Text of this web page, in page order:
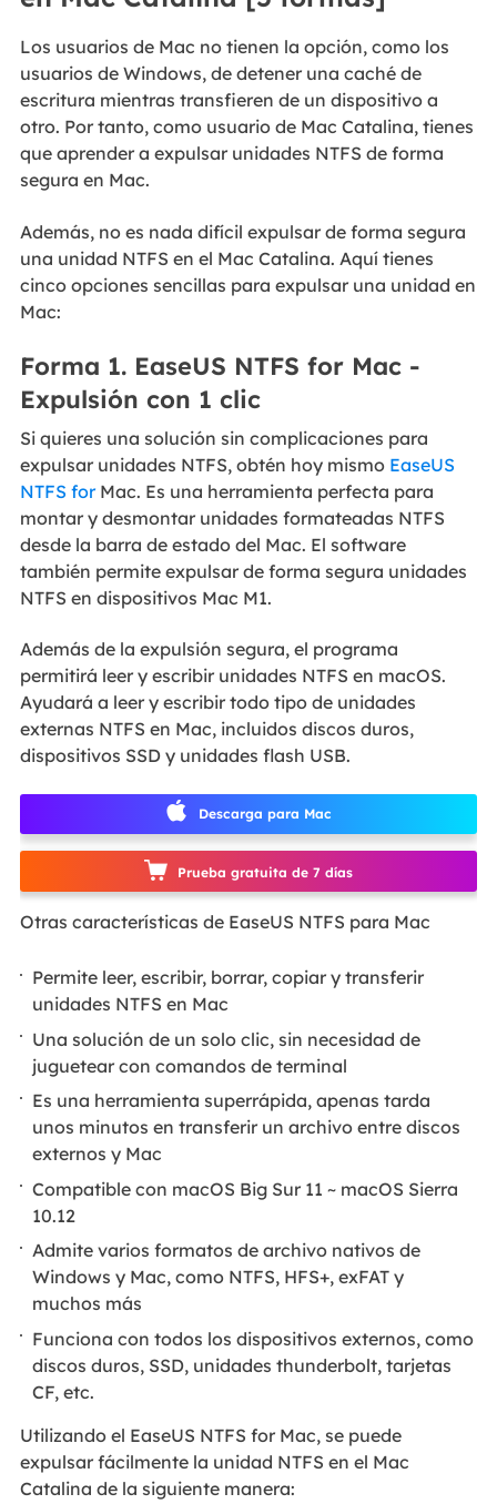
Los usuarios de Mac no tienen la opción, como los
usuarios de Windows, de detener una caché de
escritura mientras transfieren de un dispositivo a
otro. Por tanto, como usuario de Mac Catalina, tienes
que aprender a expulsar unidades NTFS de forma
segura en Mac.
Además, no es nada difícil expulsar de forma segura
una unidad NTFS en el Mac Catalina. Aquí tienes
cinco opciones sencillas para expulsar una unidad en
Mac:
Forma 1. EaseUS NTFS for Mac -
Expulsión con 1 clic
Si quieres una solución sin complicaciones para
expulsar unidades NTFS, obtén hoy mismo EaseUS
NTFS forMac. Es una herramienta perfecta para
montar y desmontar unidades formateadas NTFS
desde la barra de estado del Mac. El software
también permite expulsar de forma segura unidades
NTFS en dispositivos Mac M1.
Además de la expulsión segura, el programa
permitirá leer y escribir unidades NTFS en macOS.
Ayudará a leer y escribir todo tipo de unidades
externas NTFS en Mac, incluidos discos duros,
dispositivos SSD y unidades flash USB.
Descarga para Mac
Prueba gratuita de 7 días
Otras características de EaseUS NTFS para Mac
Permite leer, escribir, borrar, copiar y transferir
unidades NTFS en Mac
Una solución de un solo clic, sin necesidad de
juguetear con comandos de terminal
Es una herramienta superrápida, apenas tarda
unos minutos en transferir un archivo entre discos
externos y Mac
Compatible con macOS Big Sur 11 ~ macOS Sierra
10.12
Admite varios formatos de archivo nativos de
Windows y Mac, como NTFS, HFS+, exFAT y
muchos más
Funciona con todos los dispositivos externos, como
discos duros, SSD, unidades thunderbolt, tarjetas
CF, etc.
Utilizando el EaseUS NTFS for Mac, se puede
expulsar fácilmente la unidad NTFS en el Mac
Catalina de la siguiente manera: